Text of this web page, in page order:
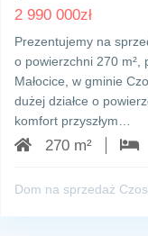
2 990 000zł
Prezentujemy na
o powierzchni 270 m²,
Małocice, w gminie
dużej działce o
komfort przyszłym…
270 m²
Dom na sprzedaż